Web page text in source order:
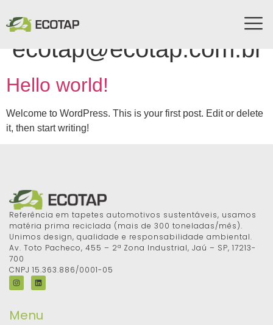
Autor:
ecotap@ecotap.com.br
Hello world!
Welcome to WordPress. This is your first post. Edit or delete
it, then start writing!
Referência em tapetes automotivos sustentáveis, usamos
matéria prima reciclada (mais de 300 toneladas/mês).
Unimos design, qualidade e responsabilidade ambiental.
Av. Toto Pacheco, 455 – 2ª Zona Industrial, Jaú – SP, 17213-
700
CNPJ 15.363.886/0001-05
Menu